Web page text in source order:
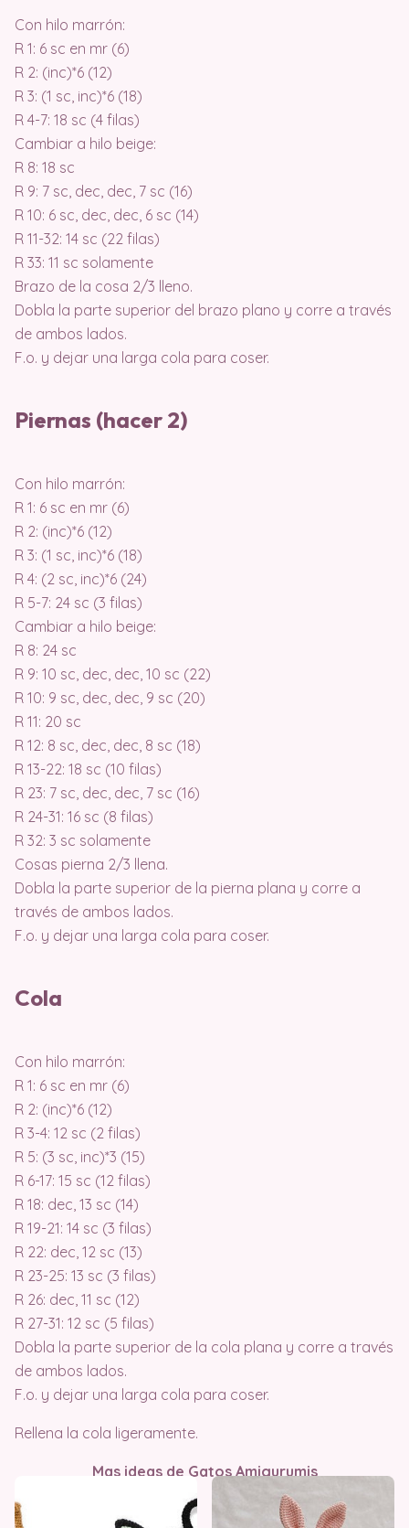
Con hilo marrón:
R 1: 6 sc en mr (6)
R 2: (inc)*6 (12)
R 3: (1 sc, inc)*6 (18)
R 4-7: 18 sc (4 filas)
Cambiar a hilo beige:
R 8: 18 sc
R 9: 7 sc, dec, dec, 7 sc (16)
R 10: 6 sc, dec, dec, 6 sc (14)
R 11-32: 14 sc (22 filas)
R 33: 11 sc solamente
Brazo de la cosa 2/3 lleno.
Dobla la parte superior del brazo plano y corre a través
de ambos lados.
F.o. y dejar una larga cola para coser.
Piernas (hacer 2)
Con hilo marrón:
R 1: 6 sc en mr (6)
R 2: (inc)*6 (12)
R 3: (1 sc, inc)*6 (18)
R 4: (2 sc, inc)*6 (24)
R 5-7: 24 sc (3 filas)
Cambiar a hilo beige:
R 8: 24 sc
R 9: 10 sc, dec, dec, 10 sc (22)
R 10: 9 sc, dec, dec, 9 sc (20)
R 11: 20 sc
R 12: 8 sc, dec, dec, 8 sc (18)
R 13-22: 18 sc (10 filas)
R 23: 7 sc, dec, dec, 7 sc (16)
R 24-31: 16 sc (8 filas)
R 32: 3 sc solamente
Cosas pierna 2/3 llena.
Dobla la parte superior de la pierna plana y corre a
través de ambos lados.
F.o. y dejar una larga cola para coser.
Cola
Con hilo marrón:
R 1: 6 sc en mr (6)
R 2: (inc)*6 (12)
R 3-4: 12 sc (2 filas)
R 5: (3 sc, inc)*3 (15)
R 6-17: 15 sc (12 filas)
R 18: dec, 13 sc (14)
R 19-21: 14 sc (3 filas)
R 22: dec, 12 sc (13)
R 23-25: 13 sc (3 filas)
R 26: dec, 11 sc (12)
R 27-31: 12 sc (5 filas)
Dobla la parte superior de la cola plana y corre a través
de ambos lados.
F.o. y dejar una larga cola para coser.
Rellena la cola ligeramente.
Mas ideas de Gatos Amigurumis